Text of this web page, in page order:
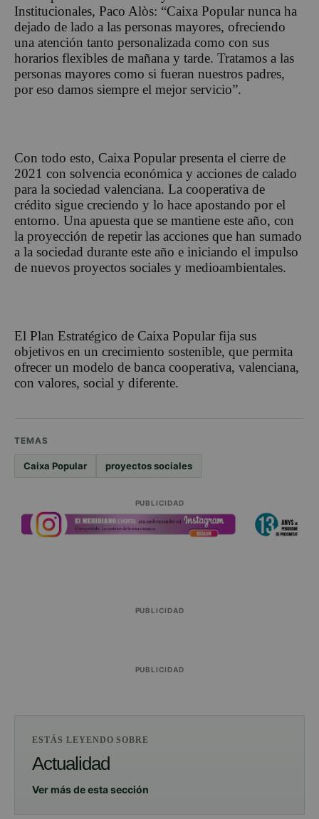
Institucionales, Paco Alòs: “Caixa Popular nunca ha
dejado de lado a las personas mayores, ofreciendo
una atención tanto personalizada como con sus
horarios flexibles de mañana y tarde. Tratamos a las
personas mayores como si fueran nuestros padres,
por eso damos siempre el mejor servicio”.
Con todo esto, Caixa Popular presenta el cierre de
2021 con solvencia económica y acciones de calado
para la sociedad valenciana. La cooperativa de
crédito sigue creciendo y lo hace apostando por el
entorno. Una apuesta que se mantiene este año, con
la proyección de repetir las acciones que han sumado
a la sociedad durante este año e iniciando el impulso
de nuevos proyectos sociales y medioambientales.
El Plan Estratégico de Caixa Popular fija sus
objetivos en un crecimiento sostenible, que permita
ofrecer un modelo de banca cooperativa, valenciana,
con valores, social y diferente.
TEMAS
Caixa Popular proyectos sociales
PUBLICIDAD
PUBLICIDAD
PUBLICIDAD
ESTÁS LEYENDO SOBRE
Actualidad
Ver más de esta sección